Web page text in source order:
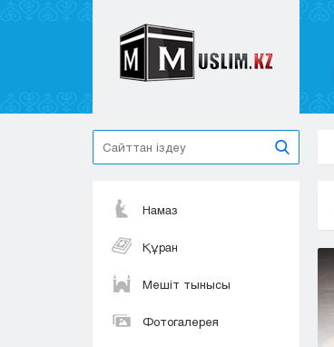
Намаз
Құран
Мешіт тынысы
Фотогалерея